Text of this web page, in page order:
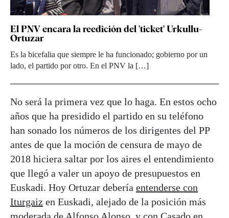
El PNV encara la reedición del 'ticket' Urkullu-
Ortuzar
Es la bicefalia que siempre le ha funcionado; gobierno por un
lado, el partido por otro. En el PNV la […]
No será la primera vez que lo haga. En estos ocho
años que ha presidido el partido en su teléfono
han sonado los números de los dirigentes del PP
antes de que la moción de censura de mayo de
2018 hiciera saltar por los aires el entendimiento
que llegó a valer un apoyo de presupuestos en
Euskadi. Hoy Ortuzar debería entenderse con
Iturgaiz en Euskadi, alejado de la posición más
moderada de Alfonso Alonso, y con Casado en